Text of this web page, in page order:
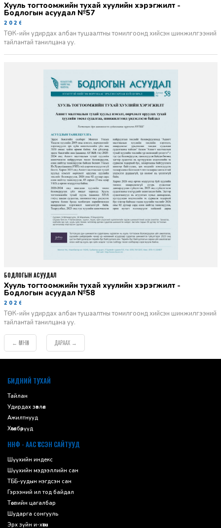
Хууль тогтоомжийн тухай хуулийн хэрэгжилт -
Бодлогын асуудал №57
2026-06-02
ТӨК-ийн удирдах албан тушаалтны томилгоонд хийсэн шинжилгээний
тайлантай танилцана уу.
Хууль тогтоомжийн тухай хуулийн хэрэгжилт -
Бодлогын асуудал №58
2026-06-02
ТӨК-ийн удирдах албан тушаалтны томилгоонд хийсэн шинжилгээний
тайлантай танилцана уу.
БОДЛОГЫН АСУУДАЛ
← ӨМНӨХ ДАРААХ →
БИДНИЙ ТУХАЙ
Тайлан
Удирдах зөвлөл
Ажилтнууд
Хөтөлбөрүүд
ННФ - ААС ҮҮССЭН САЙТУУД
Шүүхийн индекс
Шүүхийн мэдээллийн сан
ТББ-уудын нэгдсэн сан
Гэрээний ил тод байдал
Төсвийн цагалбар
Шударга сонгууль
Эрх зүйн и-хөтөч